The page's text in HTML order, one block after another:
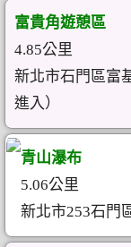
富貴角遊憩區
4.85公里
新北市石門區富
進入）
青山瀑布
5.06公里
新北市253石門